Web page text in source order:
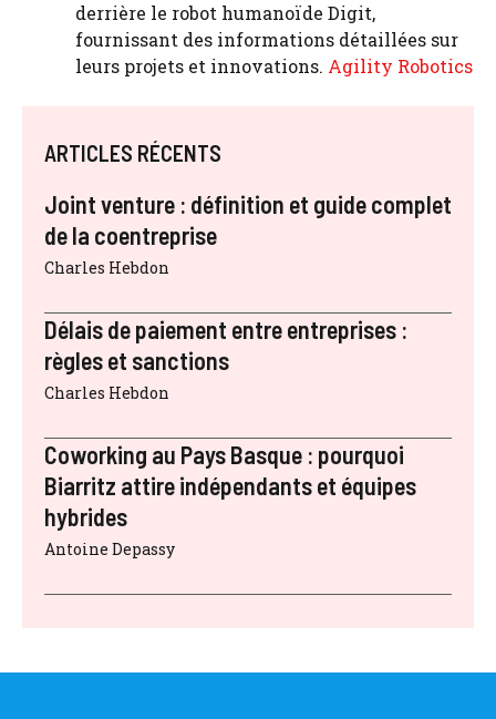
derrière le robot humanoïde Digit,
fournissant des informations détaillées sur
leurs projets et innovations. Agility Robotics
ARTICLES RÉCENTS
Joint venture : définition et guide complet
de la coentreprise
Charles Hebdon
Délais de paiement entre entreprises :
règles et sanctions
Charles Hebdon
Coworking au Pays Basque : pourquoi
Biarritz attire indépendants et équipes
hybrides
Antoine Depassy